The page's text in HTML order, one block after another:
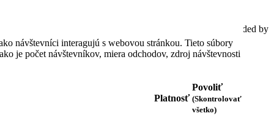
© 2020 AutoTel Bratislava spol. s r.o., All rights reserved, Coded by
Cero Design
návštevníci interagujú s webovou stránkou. Tieto súbory
je počet návštevníkov, miera odchodov, zdroj návštevnosti
Platnosť
Povoliť
(Skontrolovať
všetko)